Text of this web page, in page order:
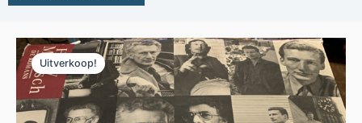
Uitverkoop!